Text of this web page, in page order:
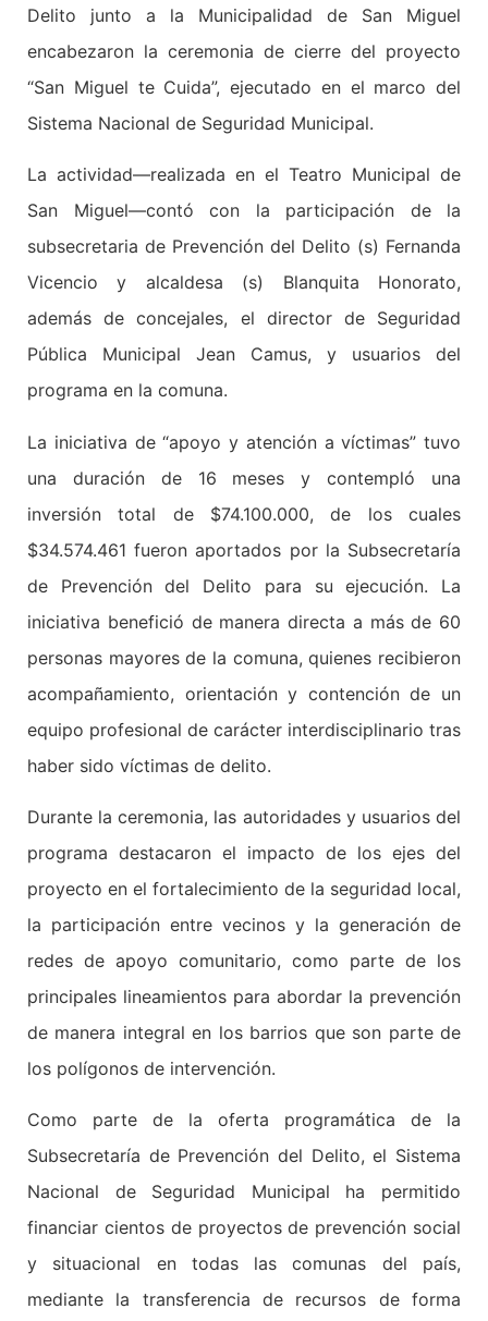
Delito junto a la Municipalidad de San Miguel
encabezaron la ceremonia de cierre del proyecto
“San Miguel te Cuida”, ejecutado en el marco del
Sistema Nacional de Seguridad Municipal.
La actividad—realizada en el Teatro Municipal de
San Miguel—contó con la participación de la
subsecretaria de Prevención del Delito (s) Fernanda
Vicencio y alcaldesa (s) Blanquita Honorato,
además de concejales, el director de Seguridad
Pública Municipal Jean Camus, y usuarios del
programa en la comuna.
La iniciativa de “apoyo y atención a víctimas” tuvo
una duración de 16 meses y contempló una
inversión total de $74.100.000, de los cuales
$34.574.461 fueron aportados por la Subsecretaría
de Prevención del Delito para su ejecución. La
iniciativa benefició de manera directa a más de 60
personas mayores de la comuna, quienes recibieron
acompañamiento, orientación y contención de un
equipo profesional de carácter interdisciplinario tras
haber sido víctimas de delito.
Durante la ceremonia, las autoridades y usuarios del
programa destacaron el impacto de los ejes del
proyecto en el fortalecimiento de la seguridad local,
la participación entre vecinos y la generación de
redes de apoyo comunitario, como parte de los
principales lineamientos para abordar la prevención
de manera integral en los barrios que son parte de
los polígonos de intervención.
Como parte de la oferta programática de la
Subsecretaría de Prevención del Delito, el Sistema
Nacional de Seguridad Municipal ha permitido
financiar cientos de proyectos de prevención social
y situacional en todas las comunas del país,
mediante la transferencia de recursos de forma